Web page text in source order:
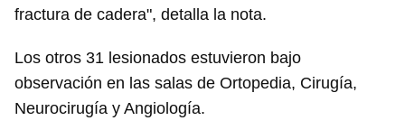
fractura de cadera", detalla la nota.
Los otros 31 lesionados estuvieron bajo
observación en las salas de Ortopedia, Cirugía,
Neurocirugía y Angiología.